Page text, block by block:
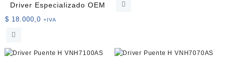
Driver Especializado OEM
$ 18.000,0 +IVA